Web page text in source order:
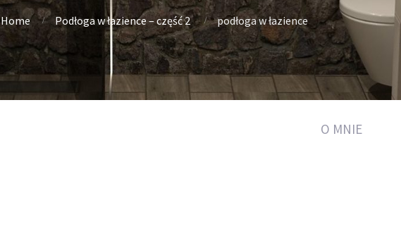
Home Podłoga w łazience – część 2 podłoga w łazience
O MNIE